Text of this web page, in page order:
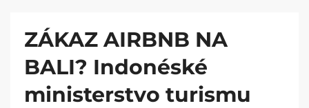
ZÁKAZ AIRBNB NA
BALI? Indonéské
ministerstvo turismu